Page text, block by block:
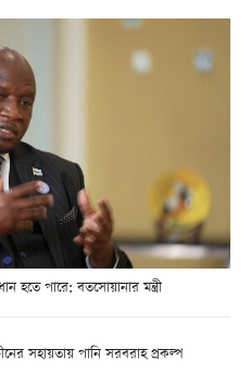
হতে পারে: বতসোয়ানার মন্ত্রী
সহায়তায় পানি সরবরাহ প্রকল্প